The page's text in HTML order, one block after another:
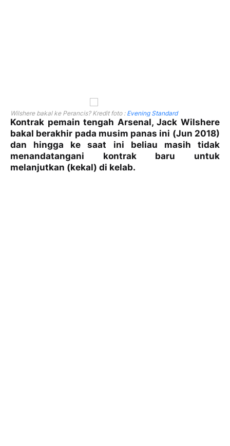
Wilshere bakal ke Perancis? Kredit foto : Evening Standard
Kontrak pemain tengah Arsenal, Jack Wilshere
bakal berakhir pada musim panas ini (Jun 2018)
dan hingga ke saat ini beliau masih tidak
menandatangani kontrak baru untuk
melanjutkan (kekal) di kelab.